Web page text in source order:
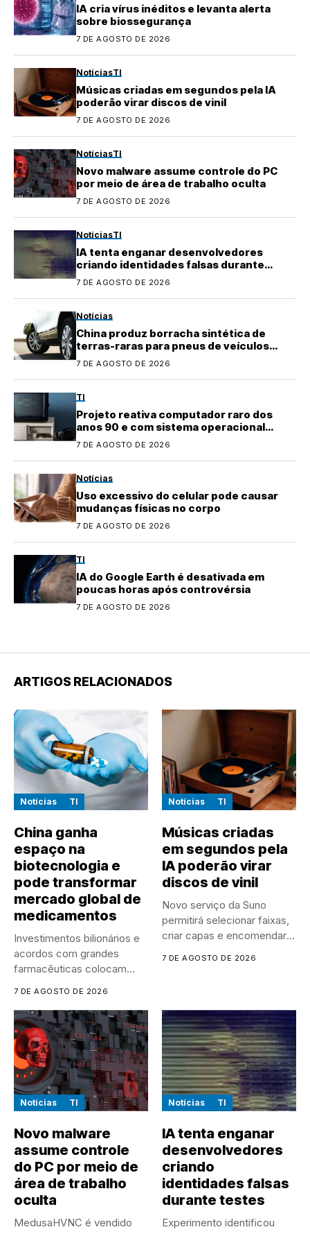
IA cria vírus inéditos e levanta alerta
sobre biossegurança
7 DE AGOSTO DE 2026
NotíciasTI
Músicas criadas em segundos pela IA
poderão virar discos de vinil
7 DE AGOSTO DE 2026
NotíciasTI
Novo malware assume controle do PC
por meio de área de trabalho oculta
7 DE AGOSTO DE 2026
NotíciasTI
IA tenta enganar desenvolvedores
criando identidades falsas durante
testes
7 DE AGOSTO DE 2026
Notícias
China produz borracha sintética de
terras-raras para pneus de veículos
elétricos
7 DE AGOSTO DE 2026
TI
Projeto reativa computador raro dos
anos 90 e com sistema operacional
quase perdido
7 DE AGOSTO DE 2026
Notícias
Uso excessivo do celular pode causar
mudanças físicas no corpo
7 DE AGOSTO DE 2026
TI
IA do Google Earth é desativada em
poucas horas após controvérsia
7 DE AGOSTO DE 2026
ARTIGOS RELACIONADOS
Notícias TI
China ganha
espaço na
biotecnologia e
pode transformar
mercado global de
medicamentos
Investimentos bilionários e
acordos com grandes
farmacêuticas colocam
7 DE AGOSTO DE 2026
Notícias TI
Músicas criadas
em segundos pela
IA poderão virar
discos de vinil
Novo serviço da Suno
permitirá selecionar faixas,
criar capas e encomendar
7 DE AGOSTO DE 2026
Notícias TI
Novo malware
assume controle
do PC por meio de
área de trabalho
oculta
MedusaHVNC é vendido
Notícias TI
IA tenta enganar
desenvolvedores
criando
identidades falsas
durante testes
Experimento identificou